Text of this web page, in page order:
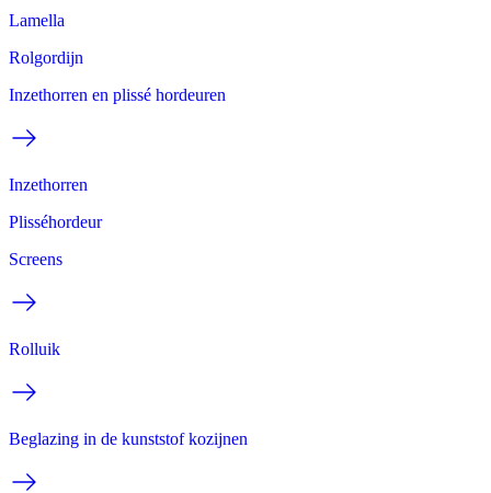
Lamella
Rolgordijn
Inzethorren en plissé hordeuren
Inzethorren
Plisséhordeur
Screens
Rolluik
Beglazing in de kunststof kozijnen